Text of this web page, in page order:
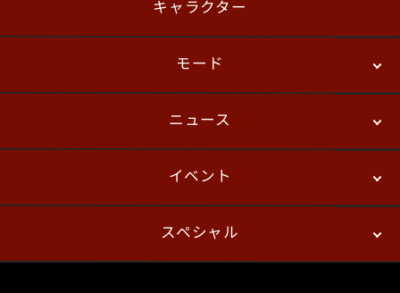
キャラクター
モード
バトル
ニュース
パッチノート
イベント
プレイヤーズ
スペシャル